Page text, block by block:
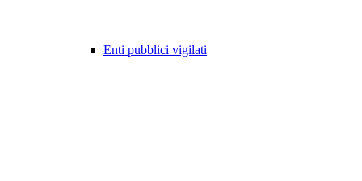
Enti pubblici vigilati